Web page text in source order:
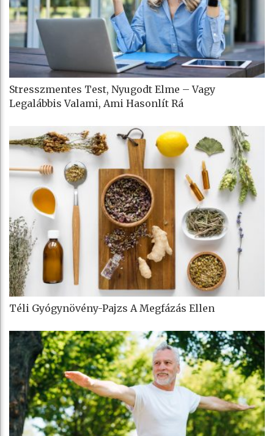
Stresszmentes Test, Nyugodt Elme – Vagy
Legalábbis Valami, Ami Hasonlít Rá
Téli Gyógynövény-Pajzs A Megfázás Ellen